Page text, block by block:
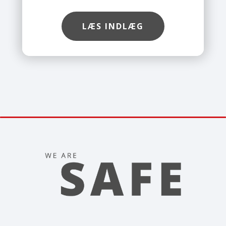
Med Safe’s værktøj kan du nemt
tjekke, om en hjemmeside er sikker,
før du indtaster dine
kortoplysninger.
LÆS INDLÆG